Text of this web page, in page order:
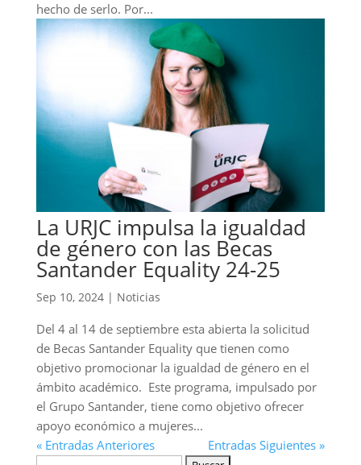
hecho de serlo. Por...
La URJC impulsa la igualdad
de género con las Becas
Santander Equality 24-25
Sep 10, 2024| Noticias
Del 4 al 14 de septiembre esta abierta la solicitud
de Becas Santander Equality que tienen como
objetivo promocionar la igualdad de género en el
ámbito académico. Este programa, impulsado por
el Grupo Santander, tiene como objetivo ofrecer
apoyo económico a mujeres...
« Entradas Anteriores
Entradas Siguientes »